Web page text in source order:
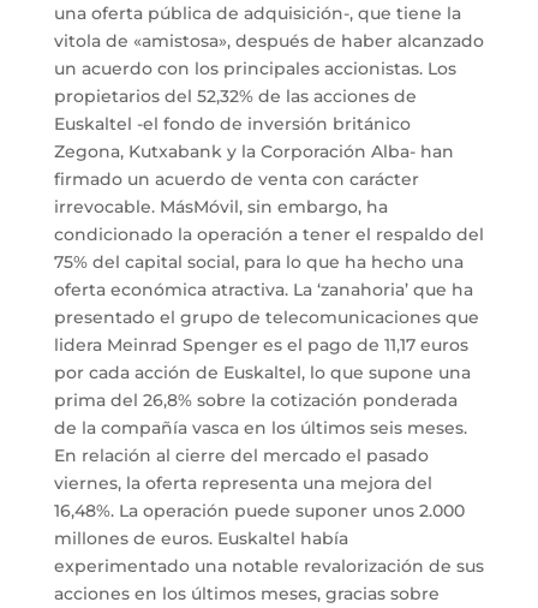
una oferta pública de adquisición-, que tiene la
vitola de «amistosa», después de haber alcanzado
un acuerdo con los principales accionistas. Los
propietarios del 52,32% de las acciones de
Euskaltel -el fondo de inversión británico
Zegona, Kutxabank y la Corporación Alba- han
firmado un acuerdo de venta con carácter
irrevocable. MásMóvil, sin embargo, ha
condicionado la operación a tener el respaldo del
75% del capital social, para lo que ha hecho una
oferta económica atractiva. La ‘zanahoria’ que ha
presentado el grupo de telecomunicaciones que
lidera Meinrad Spenger es el pago de 11,17 euros
por cada acción de Euskaltel, lo que supone una
prima del 26,8% sobre la cotización ponderada
de la compañía vasca en los últimos seis meses.
En relación al cierre del mercado el pasado
viernes, la oferta representa una mejora del
16,48%. La operación puede suponer unos 2.000
millones de euros. Euskaltel había
experimentado una notable revalorización de sus
acciones en los últimos meses, gracias sobre